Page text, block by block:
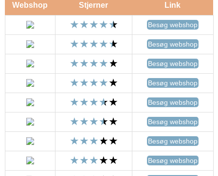
Webshop Stjerner Link
Besøg webshop
Besøg webshop
Besøg webshop
Besøg webshop
Besøg webshop
Besøg webshop
Besøg webshop
Besøg webshop